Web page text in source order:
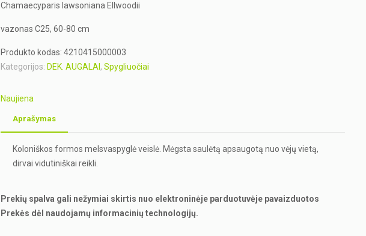
Chamaecyparis lawsoniana Ellwoodii
vazonas C25, 60-80 cm
Produkto kodas:4210415000003
Kategorijos: DEK. AUGALAI ,Spygliuočiai
Naujiena
Aprašymas
Koloniškos formos melsvaspyglė veislė. Mėgsta saulėtą apsaugotą nuo vėjų vietą,
dirvai vidutiniškai reikli.
Prekių spalva gali nežymiai skirtis nuo elektroninėje parduotuvėje pavaizduotos
Prekės dėl naudojamų informacinių technologijų.